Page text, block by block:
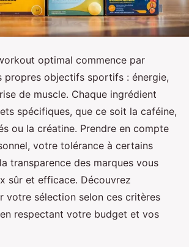
optimal commence par
propres objectifs sportifs : énergie,
de muscle. Chaque ingrédient
spécifiques, que ce soit la caféine,
ou la créatine. Prendre en compte
votre tolérance à certains
transparence des marques vous
sûr et efficace. Découvrez
votre sélection selon ces critères
respectant votre budget et vos